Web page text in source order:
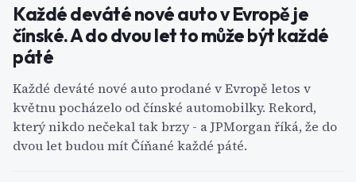
NOVÉ
Každé deváté nové auto v Evropě je
čínské. A do dvou let to může být každé
páté
Každé deváté nové auto prodané v Evropě letos v
květnu pocházelo od čínské automobilky. Rekord,
který nikdo nečekal tak brzy - a JPMorgan říká, že do
dvou let budou mít Číňané každé páté.